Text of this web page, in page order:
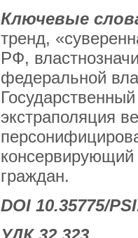
Ключевые
тренд,
РФ,
федеральной
экстраполяция
консервирующий
граждан.
DOI 10.35775/